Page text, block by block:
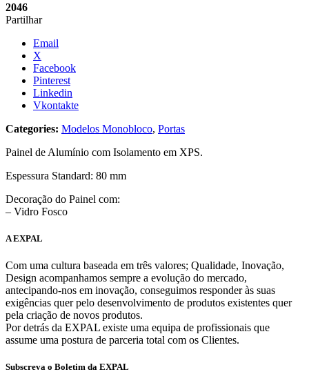
2046
Partilhar
Email
X
Facebook
Pinterest
Linkedin
Vkontakte
Categories: Modelos Monobloco, Portas
Painel de Alumínio com Isolamento em XPS.
Espessura Standard: 80 mm
Decoração do Painel com:
– Vidro Fosco
A EXPAL
Com uma cultura baseada em três valores; Qualidade, Inovação,
Design acompanhamos sempre a evolução do mercado,
antecipando-nos em inovação, conseguimos responder às suas
exigências quer pelo desenvolvimento de produtos existentes quer
pela criação de novos produtos.
Por detrás da EXPAL existe uma equipa de profissionais que
assume uma postura de parceria total com os Clientes.
Subscreva o Boletim da EXPAL